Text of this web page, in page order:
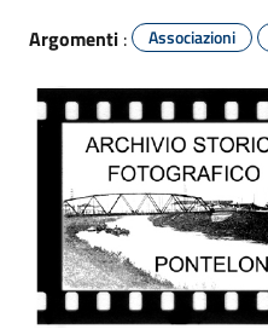
Argomenti : Associazioni